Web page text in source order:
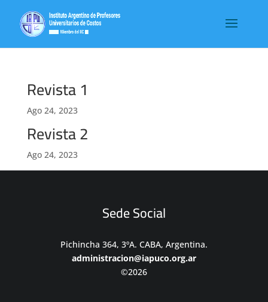
Revista 1
Ago 24, 2023
Revista 2
Ago 24, 2023
Sede Social
Pichincha 364, 3ºA. CABA, Argentina.
administracion@iapuco.org.ar
©2026